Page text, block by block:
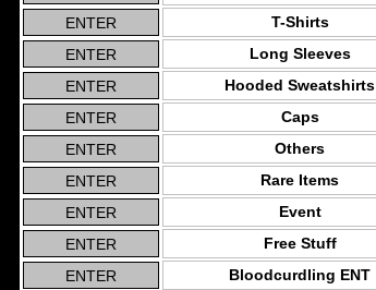
T-Shirts
Long Sleeves
Hooded Sweatshirts
Caps
Others
Rare Items
Event
Free Stuff
Bloodcurdling ENT